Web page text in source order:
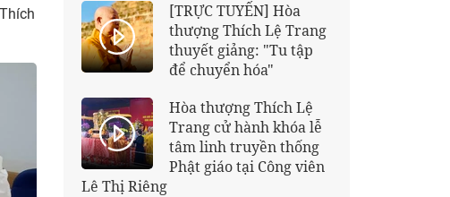
[TRỰC TUYẾN] Hòa
thượng Thích Lệ Trang
thuyết giảng: "Tu tập
để chuyển hóa"
Hòa thượng Thích Lệ
Trang cử hành khóa lễ
tâm linh truyền thống
Phật giáo tại Công viên
Lê Thị Riêng